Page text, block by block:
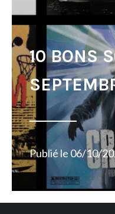
10 BONS
Publié le06/10/